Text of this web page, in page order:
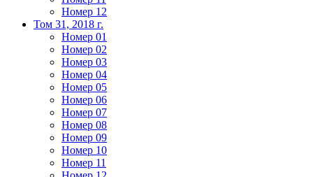
Номер 12
Том 31, 2018 г.
Номер 01
Номер 02
Номер 03
Номер 04
Номер 05
Номер 06
Номер 07
Номер 08
Номер 09
Номер 10
Номер 11